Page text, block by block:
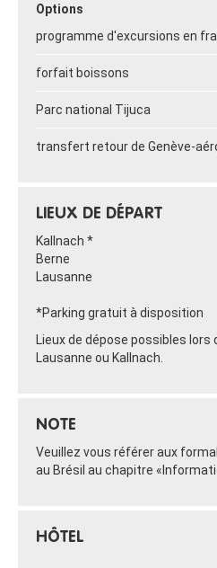
Options
programme d'excursions en
forfait boissons
Parc national Tijuca
transfert retour de Genève-
LIEUX DE DÉPART
Kallnach *
Berne
Lausanne
*Parking gratuit à disposition
Lieux de dépose possibles lors
Lausanne ou Kallnach.
NOTE
Veuillez vous référer aux
au Brésil au chapitre
HÔTEL